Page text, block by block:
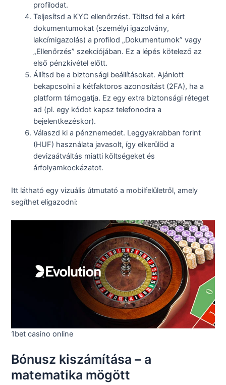
profilodat.
Teljesítsd a KYC ellenőrzést. Töltsd fel a kért
dokumentumokat (személyi igazolvány,
lakcímigazolás) a profilod „Dokumentumok” vagy
„Ellenőrzés” szekciójában. Ez a lépés kötelező az
első pénzkivétel előtt.
Állítsd be a biztonsági beállításokat. Ajánlott
bekapcsolni a kétfaktoros azonosítást (2FA), ha a
platform támogatja. Ez egy extra biztonsági réteget
ad (pl. egy kódot kapsz telefonodra a
bejelentkezéskor).
Válaszd ki a pénznemedet. Leggyakrabban forint
(HUF) használata javasolt, így elkerülöd a
devizaátváltás miatti költségeket és
árfolyamkockázatot.
Itt látható egy vizuális útmutató a mobilfelületről, amely
segíthet eligazodni:
1bet casino online
Bónusz kiszámítása – a
matematika mögött